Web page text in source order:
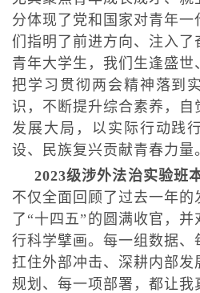
分体现了党和国家对青年
们指明了前进方向、注入
青年大学生，我们生逢盛
把学习贯彻两会精神落到
识，不断提升综合素养，
发展大局，以实际行动践
设、民族复兴贡献青春力量
2023级涉外法治实验班
不仅全面回顾了过去一年
了“十四五”的圆满收官，并
行科学擘画。每一组数据、
扛住外部冲击、深耕内部发
规划、每一项部署，都让我